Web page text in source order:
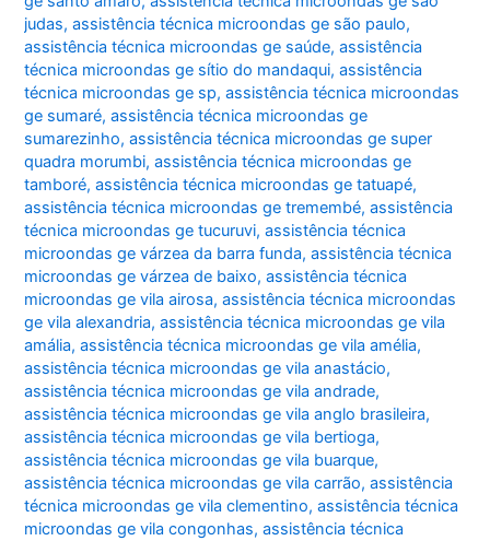
judas,assistência técnica microondas ge são paulo,
assistência técnica microondas ge saúde,assistência
técnica microondas ge sítio do mandaqui,assistência
técnica microondas ge sp,assistência técnica microondas
ge sumaré,assistência técnica microondas ge
sumarezinho,assistência técnica microondas ge super
quadra morumbi,assistência técnica microondas ge
tamboré,assistência técnica microondas ge tatuapé,
assistência técnica microondas ge tremembé,assistência
técnica microondas ge tucuruvi,assistência técnica
microondas ge várzea da barra funda,assistência técnica
microondas ge várzea de baixo,assistência técnica
microondas ge vila airosa,assistência técnica microondas
ge vila alexandria,assistência técnica microondas ge vila
amália,assistência técnica microondas ge vila amélia,
assistência técnica microondas ge vila anastácio,
assistência técnica microondas ge vila andrade,
assistência técnica microondas ge vila anglo brasileira,
assistência técnica microondas ge vila bertioga,
assistência técnica microondas ge vila buarque,
assistência técnica microondas ge vila carrão,assistência
técnica microondas ge vila clementino,assistência técnica
microondas ge vila congonhas,assistência técnica